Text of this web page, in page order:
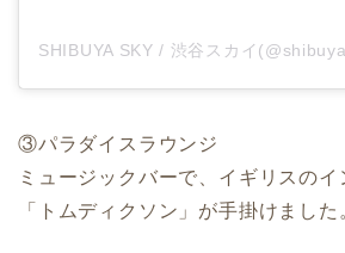
③パラダイスラウンジ
ミュージックバーで、イギリスのイ
「トムディクソン」が手掛けました